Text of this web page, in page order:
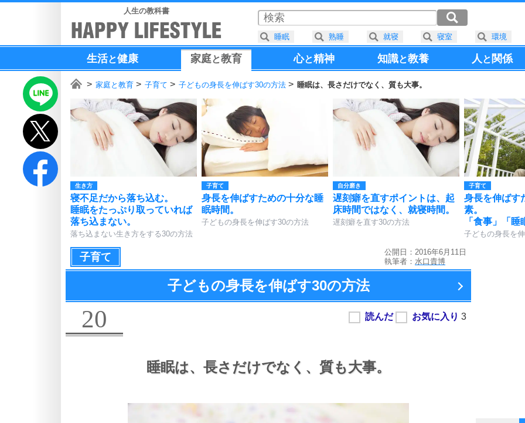
人生の教科書
生活と健康 家庭と教育 心と精神 知識と教養 人と 関係
家庭と教育 子育て 子どもの身長を伸ばす30の方法 睡眠は、長さだけでなく、質も大事。
生き方
寝不足だから落ち込む。
睡眠をたっぷり取っていれば
落ち込まない。
落ち込まない生き方をする30の方法
子育て
身長を伸ばすための十分な睡
眠時間。
子どもの身長を伸ばす30の方法
自分磨き
遅刻癖を直すポイントは、起
床時間ではなく、就寝時間。
遅刻癖を直す30の方法
子育て
身長を伸ばす
素。
「食事」「睡
子どもの身長を
子育て
公開日：2016年6月11日
執筆者： 水口貴博
子どもの身長を伸ばす30の方法
20
睡眠は、 長さだけでなく、 質も大事。
睡眠 熟睡 就寝 寝室 環境